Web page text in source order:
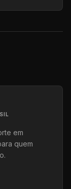
em
quem